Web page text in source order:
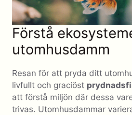
Förstå
utomhusdamm
Resan för att pryda ditt
livfullt och graciöst
att förstå miljön där dessa
trivas. Utomhusdammar